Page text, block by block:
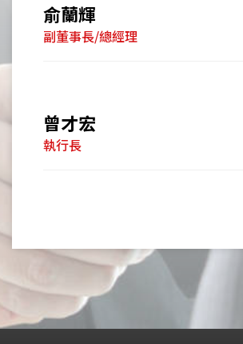
貨態查詢
俞蘭輝
副董事長/總經理
曾才宏
執行長
鄭人豪
董事
盧娟娟
董事
董事